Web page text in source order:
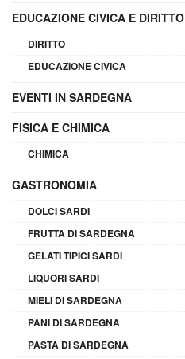
EDUCAZIONE CIVICA E DIRITTO
DIRITTO
EDUCAZIONE CIVICA
EVENTI IN SARDEGNA
FISICA E CHIMICA
CHIMICA
GASTRONOMIA
DOLCI SARDI
FRUTTA DI SARDEGNA
GELATI TIPICI SARDI
LIQUORI SARDI
MIELI DI SARDEGNA
PANI DI SARDEGNA
PASTA DI SARDEGNA